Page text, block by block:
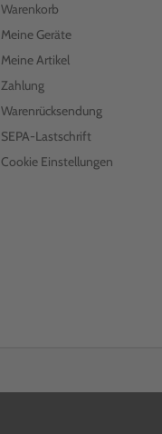
Warenkorb
Meine Geräte
Meine Artikel
Zahlung
Warenrücksendung
SEPA-Lastschrift
Cookie Einstellungen